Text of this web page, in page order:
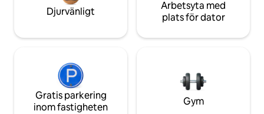
Djurvänligt
Arbetsyta med
plats för dator
Gratis parkering
inom fastigheten
Gym